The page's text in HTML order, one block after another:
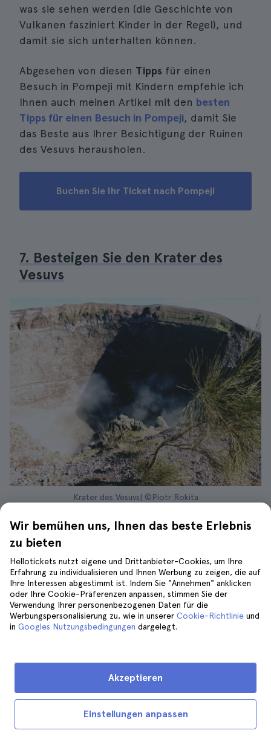
was sie sehen werden (die Geschichte von
Vulkanen fasziniert Kinder in der Regel), und
damit sie sich unterhalten können.
Abgesehen von diesen Tipps für einen
Besuch in Pompeji mit Kindern empfehle ich
Ihnen auch meinen Artikel mit den besten
Tipps für einen Besuch in Pompeji, damit Sie
das Beste aus Ihrer Besichtigung der Ruinen
des Vesuvs herausholen.
Buchen Sie Ihr Ticket nach Pompeji
7. Besteigen Sie den Krater des
Vesuvs
Krater des Vesuvs| ©Piotr Rokita
Menschen Pompeji besuchen, ist zweifellos
der Vesuv, der bei seinem Ausbruch vor fast
zweitausend Jahren das Leben der Stadt
lahmlegte und ihre Gebäude und Bewohner
unter der Lava begrub.
Etwas mehr als20 Kilometer von Pompeji
zu besteigen, um die beste Aussicht auf die
auf den Vulkan zu genießen.
Es gibt einigeAusflüge von Neapel nach
Wir bemühen uns, Ihnen das beste Erlebnis
zu bieten
Hellotickets nutzt eigene und Drittanbieter-Cookies, um Ihre
Erfahrung zu individualisieren und Ihnen Werbung zu zeigen, die auf
Ihre Interessen abgestimmt ist. Indem Sie "Annehmen" anklicken
oder Ihre Cookie-Präferenzen anpassen, stimmen Sie der
Verwendung Ihrer personenbezogenen Daten für die
Werbungspersonalisierung zu, wie in unserer Cookie-Richtlinie und
in Googles Nutzungsbedingungen dargelegt.
Einstellungen anpassen
Akzeptieren